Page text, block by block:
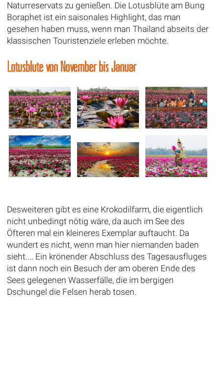
Naturreservats zu genießen. Die Lotusblüte am Bung
Boraphet ist ein saisonales Highlight, das man
gesehen haben muss, wenn man Thailand abseits der
klassischen Touristenziele erleben möchte.
Lotusblüte von November bis Januar
Desweiteren gibt es eine Krokodilfarm, die eigentlich
nicht unbedingt nötig wäre, da auch im See des
Öfteren mal ein kleineres Exemplar auftaucht. Da
wundert es nicht, wenn man hier niemanden baden
sieht.... Ein krönender Abschluss des Tagesausfluges
ist dann noch ein Besuch der am oberen Ende des
Sees gelegenen Wasserfälle, die im bergigen
Dschungel die Felsen herab tosen.